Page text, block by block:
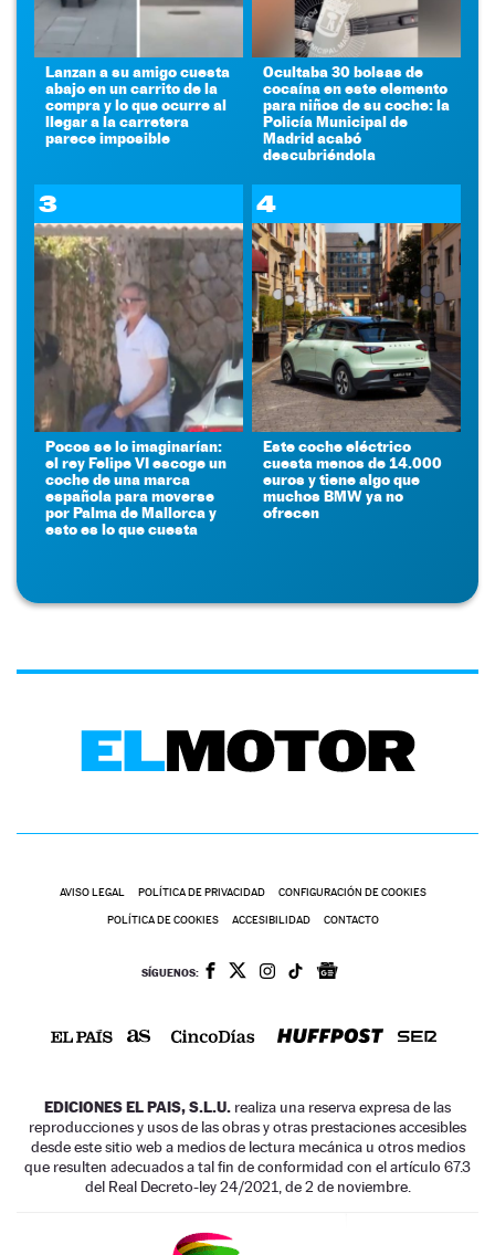
Lanzan a su amigo cuesta
abajo en un carrito de la
compra y lo que ocurre al
llegar a la carretera
parece imposible
Ocultaba 30 bolsas de
cocaína en este elemento
para niños de su coche: la
Policía Municipal de
Madrid acabó
descubriéndola
3
Pocos se lo imaginarían:
el rey Felipe VI escoge un
coche de una marca
española para moverse
por Palma de Mallorca y
esto es lo que cuesta
4
Este coche eléctrico
cuesta menos de 14.000
euros y tiene algo que
muchos BMW ya no
ofrecen
AVISO LEGAL POLÍTICA DE PRIVACIDAD CONFIGURACIÓN DE COOKIES
POLÍTICA DE COOKIES ACCESIBILIDAD CONTACTO
SÍGUENOS:
EDICIONES EL PAIS, S.L.U. realiza una reserva expresa de las
reproducciones y usos de las obras y otras prestaciones accesibles
desde este sitio web a medios de lectura mecánica u otros medios
que resulten adecuados a tal fin de conformidad con el artículo 67.3
del Real Decreto-ley 24/2021, de 2 de noviembre.